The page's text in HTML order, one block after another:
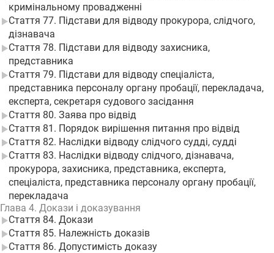
кримінальному провадженні
Стаття 77. Підстави для відводу прокурора, слідчого,
дізнавача
Стаття 78. Підстави для відводу захисника,
представника
Стаття 79. Підстави для відводу спеціаліста,
представника персоналу органу пробації, перекладача,
експерта, секретаря судового засідання
Стаття 80. Заява про відвід
Стаття 81. Порядок вирішення питання про відвід
Стаття 82. Наслідки відводу слідчого судді, судді
Стаття 83. Наслідки відводу слідчого, дізнавача,
прокурора, захисника, представника, експерта,
спеціаліста, представника персоналу органу пробації,
перекладача
Глава 4. Докази і доказування
Стаття 84. Докази
Стаття 85. Належність доказів
Стаття 86. Допустимість доказу